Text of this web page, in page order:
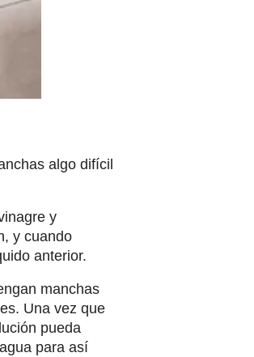
algo difícil
y
y cuando
anterior.
manchas
Una vez que
pueda
para así